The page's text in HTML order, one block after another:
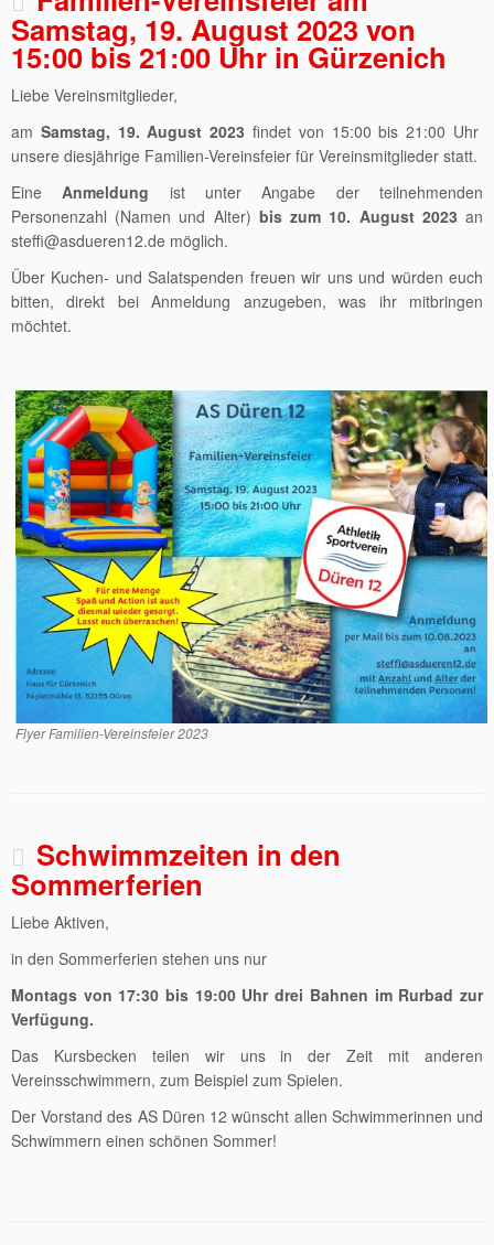
Samstag, 19. August 2023 von
15:00 bis 21:00 Uhr in Gürzenich
Liebe Vereinsmitglieder,
am Samstag, 19. August 2023 findet von 15:00 bis 21:00 Uhr
unsere diesjährige Familien-Vereinsfeier für Vereinsmitglieder statt.
EineAnmeldung ist unter Angabe der teilnehmenden
Personenzahl (Namen und Alter) bis zum 10. August 2023 an
steffi@asdueren12.de möglich.
Über Kuchen- und Salatspenden freuen wir uns und würden euch
bitten, direkt bei Anmeldung anzugeben, was ihr mitbringen
möchtet.
Flyer Familien-Vereinsfeier 2023
Schwimmzeiten in den
Sommerferien
Liebe Aktiven,
in den Sommerferien stehen uns nur
Montags von 17:30 bis 19:00 Uhr drei Bahnen im Rurbad zur
Verfügung.
Das Kursbecken teilen wir uns in der Zeit mit anderen
Vereinsschwimmern, zum Beispiel zum Spielen.
Der Vorstand des AS Düren 12 wünscht allen Schwimmerinnen und
Schwimmern einen schönen Sommer!